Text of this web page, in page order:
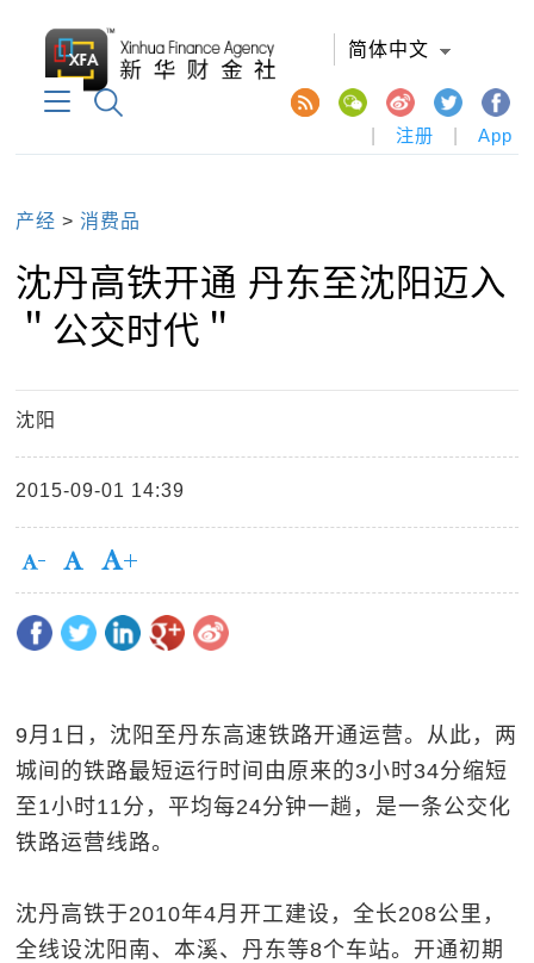
简体中文
注册 App
产经 >消费品
沈丹高铁开通 丹东至沈阳迈入
＂公交时代＂
沈阳
2015-09-01 14:39
9月1日，沈阳至丹东高速铁路开通运营。从此，两
城间的铁路最短运行时间由原来的3小时34分缩短
至1小时11分，平均每24分钟一趟，是一条公交化
铁路运营线路。
沈丹高铁于2010年4月开工建设，全长208公里，
全线设沈阳南、本溪、丹东等8个车站。开通初期